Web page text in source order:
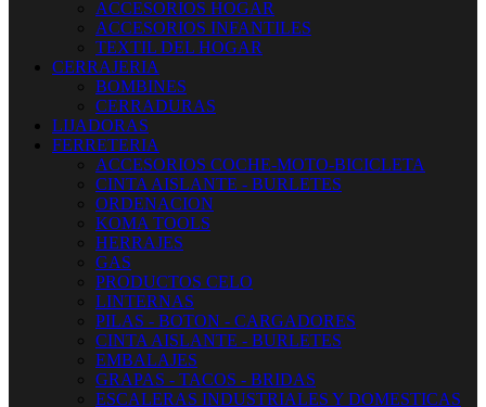
ACCESORIOS HOGAR
ACCESORIOS INFANTILES
TEXTIL DEL HOGAR
CERRAJERIA
BOMBINES
CERRADURAS
LIJADORAS
FERRETERIA
ACCESORIOS COCHE-MOTO-BICICLETA
CINTA AISLANTE - BURLETES
ORDENACION
KOMA TOOLS
HERRAJES
GAS
PRODUCTOS CELO
LINTERNAS
PILAS - BOTON - CARGADORES
CINTA AISLANTE - BURLETES
EMBALAJES
GRAPAS - TACOS - BRIDAS
ESCALERAS INDUSTRIALES Y DOMESTICAS